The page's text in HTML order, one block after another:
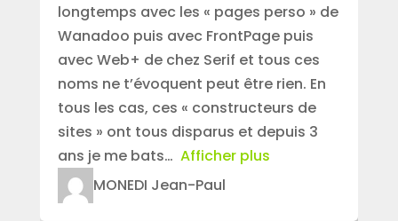
longtemps avec les « pages perso » de
Wanadoo puis avec FrontPage puis
avec Web+ de chez Serif et tous ces
noms ne t’évoquent peut être rien. En
tous les cas, ces « constructeurs de
sites » ont tous disparus et depuis 3
ans je me bats
Afficher plus
MONEDI Jean-Paul